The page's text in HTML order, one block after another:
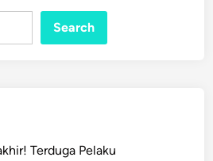
Search
Terduga Pelaku